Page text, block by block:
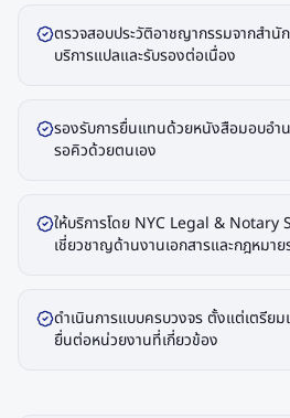
ตรวจสอบประวัติอาชญากรรมจากสำ
บริการแปลและรับรองต่อเนื่อง
รองรับการยื่นแทนด้วยหนังสือมอบอำน
รอคิวด้วยตนเอง
ให้บริการโดย NYC Legal &
เชี่ยวชาญด้านงานเอกสารและกฎหมาย
ดำเนินการแบบครบวงจร ตั้งแต่เตรีย
ยื่นต่อหน่วยงานที่เกี่ยวข้อง